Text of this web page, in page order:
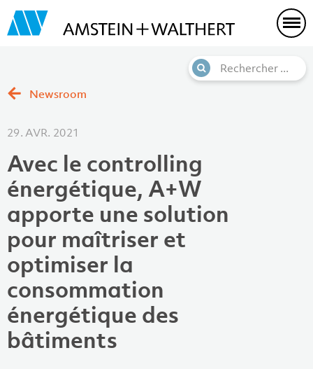
Newsroom
29. AVR. 2021
Avec le controlling
énergétique, A+W
apporte une solution
pour maîtriser et
optimiser la
consommation
énergétique des
bâtiments